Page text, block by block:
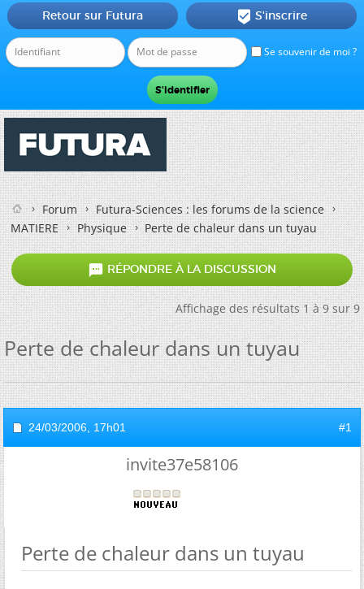
Se souvenir de moi ?
Retour sur Futura  S'inscrire
Forum
Futura-Sciences : les forums de la science
MATIERE
Physique Perte de chaleur dans un tuyau
 RÉPONDRE À LA DISCUSSION
Affichage des résultats 1 à 9 sur 9
Perte de chaleur dans un tuyau
24/03/2006, 17h01 #1
invite37e58106
Perte de chaleur dans un tuyau